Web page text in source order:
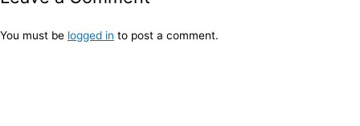
You must be logged in to post a comment.